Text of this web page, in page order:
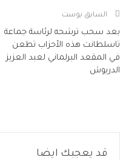
السابق بوست
بعد سحب ترشحه لرئاسة جماعة
تاسلطانت هذه الأحزاب تطعن
في المقعد البرلماني لعبد العزيز
الدريوش
قد يعجبك ايضا